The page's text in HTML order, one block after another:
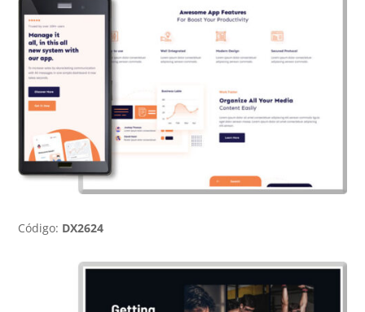
Código: DX2624